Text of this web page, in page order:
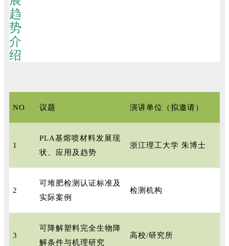
NO 议题 演讲单位（拟邀请）
1
PLA基熔喷材料发展现
状、应用及趋势
浙江理工大学 朱博士
2
可堆肥检测认证标准及
实际案例
检测机构
3
可降解塑料完全生物降
解条件与机理研究
高校/研究所